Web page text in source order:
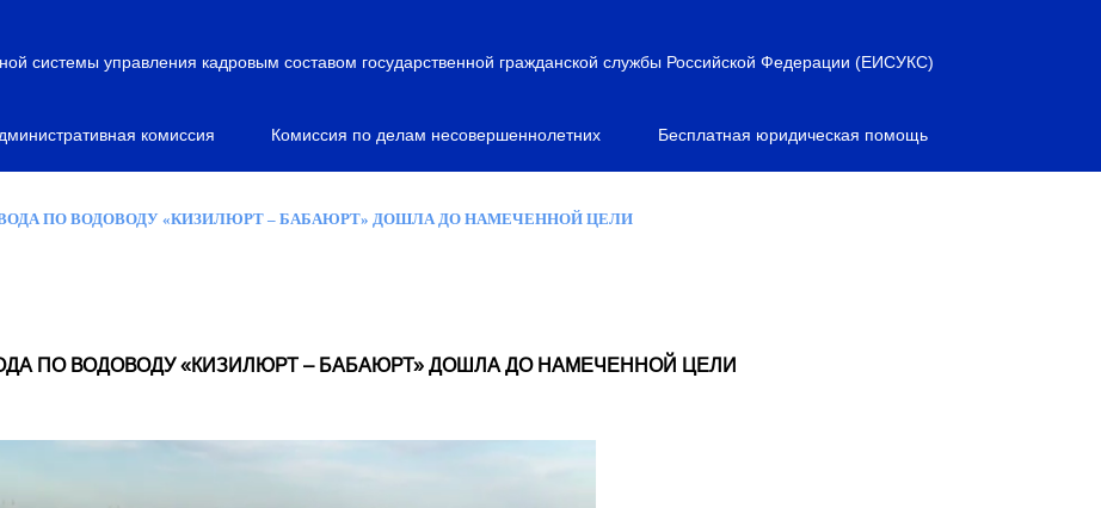
системы управления кадровым составом государственной гражданской службы Российской Федерации (ЕИСУКС)
комиссия Комиссия по делам несовершеннолетних Бесплатная юридическая помощь
ПО ВОДОВОДУ «КИЗИЛЮРТ – БАБАЮРТ» ДОШЛА ДО НАМЕЧЕННОЙ ЦЕЛИ
ПО ВОДОВОДУ «КИЗИЛЮРТ – БАБАЮРТ» ДОШЛА ДО НАМЕЧЕННОЙ ЦЕЛИ